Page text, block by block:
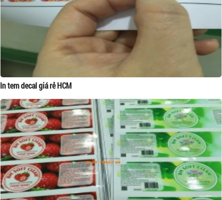
In tem decal giá rẻ HCM